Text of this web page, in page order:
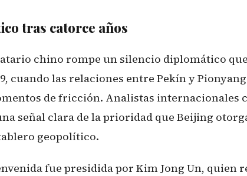
tras catorce años
chino rompe un silencio diplomático
cuando las relaciones entre Pekín y Pionyang
de fricción. Analistas internacionales
señal clara de la prioridad que Beijing
geopolítico.
fue presidida por Kim Jong Un, quien